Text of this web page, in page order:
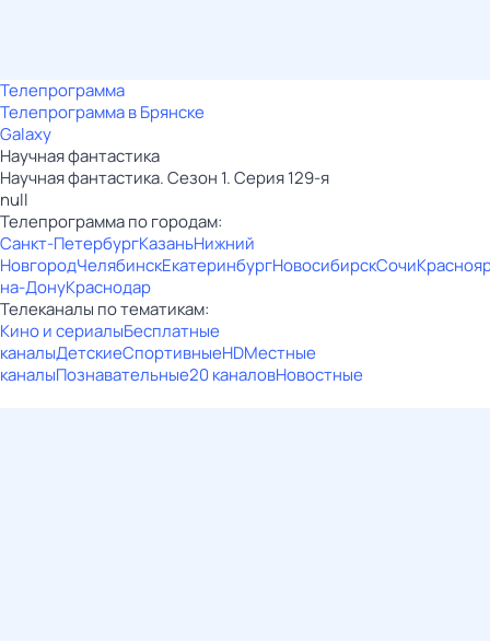
Телепрограмма
Телепрограмма в Брянске
Galaxy
Научная фантастика
Научная фантастика. Сезон 1. Серия 129-я
null
Телепрограмма по городам:
Санкт-ПетербургКазаньНижний
НовгородЧелябинскЕкатеринбургНовосибирскСочи
на-ДонуКраснодар
Телеканалы по тематикам:
Кино и сериалыБесплатные
каналыДетскиеСпортивныеHDМестные
каналыПознавательные20 каналовНовостные